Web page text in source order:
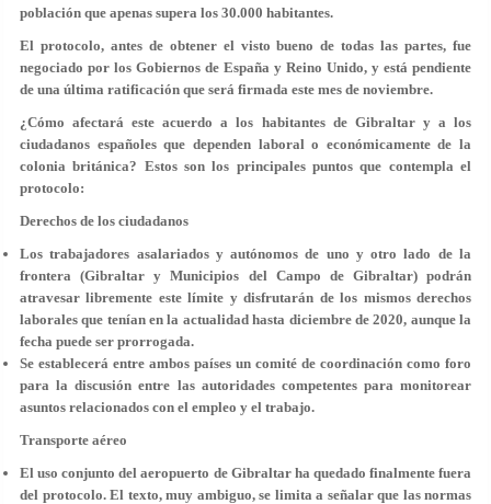
población que apenas supera los 30.000 habitantes.
El protocolo, antes de obtener el visto bueno de todas las partes, fue
negociado por los Gobiernos de España y Reino Unido, y está pendiente
de una última ratificación que será firmada este mes de noviembre.
¿Cómo afectará este acuerdo a los habitantes de Gibraltar y a los
ciudadanos españoles que dependen laboral o económicamente de la
colonia británica? Estos son los principales puntos que contempla el
protocolo:
Derechos de los ciudadanos
Los trabajadores asalariados y autónomos de uno y otro lado de la
frontera (Gibraltar y Municipios del Campo de Gibraltar) podrán
atravesarlibremente este límite y disfrutarán de los mismos derechos
laborales que tenían en la actualidad hasta diciembre de 2020, aunque la
fecha puede ser prorrogada.
Se establecerá entre ambos países un comité de coordinación como foro
para la discusión entre las autoridades competentes para monitorear
asuntos relacionados con el empleo y el trabajo.
Transporte aéreo
El uso conjunto del aeropuerto de Gibraltar ha quedado finalmente fuera
del protocolo. El texto, muy ambiguo, se limita a señalar que las normas